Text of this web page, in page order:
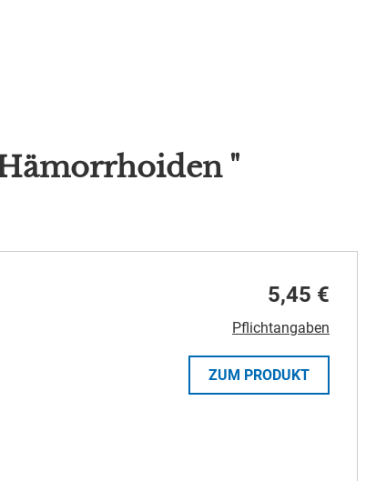
"
5,45 €
Pflichtangaben
ZUM PRODUKT